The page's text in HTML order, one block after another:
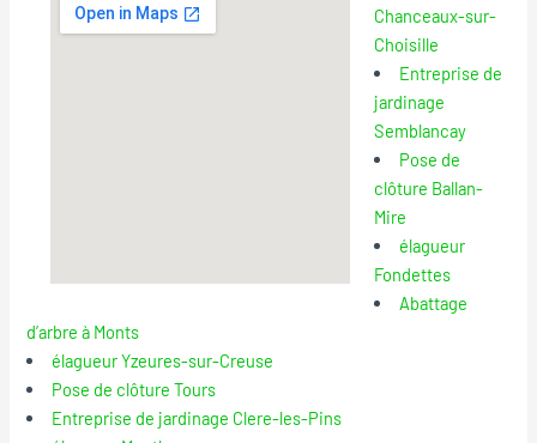
Chanceaux-sur-
Choisille
Entreprise de
jardinage
Semblancay
Pose de
clôture Ballan-
Mire
élagueur
Fondettes
Abattage
d’arbre à Monts
élagueur Yzeures-sur-Creuse
Pose de clôture Tours
Entreprise de jardinage Clere-les-Pins